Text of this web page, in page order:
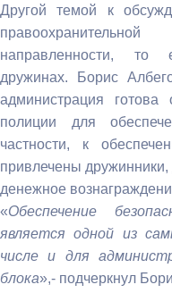
Другой темой к
направленности, то
дружинах. Борис
администрация готова
полиции для
частности, к
привлечены
денежное
«Обеспечение
является одной из
числе и для
блока»,- подчеркнул